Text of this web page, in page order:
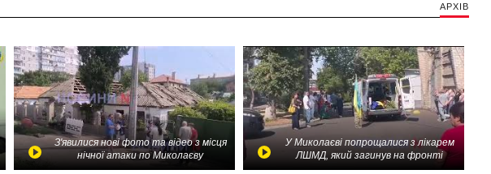
АРХІВ
З'явилися нові фото та відео з місця
нічної атаки по Миколаєву
У Миколаєві попрощалися з лікарем
ЛШМД, який загинув на фронті